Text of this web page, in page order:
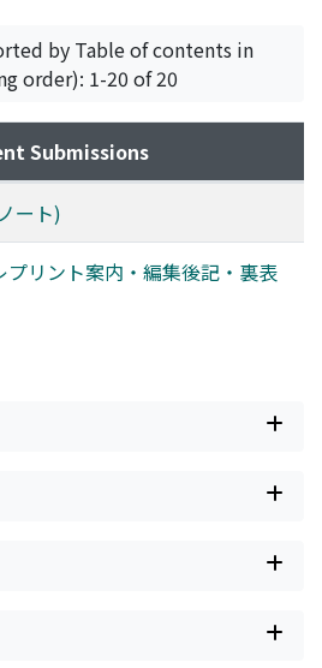
by Table of contents in
order): 1-20 of 20
Submissions
ート)
リント案内・編集後記・裏表